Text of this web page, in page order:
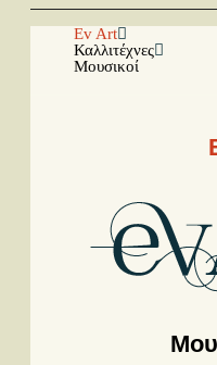
Αρχική
Ραπόρτο
Live &
Ev Art
Καλλιτέχνες
Μουσικοί